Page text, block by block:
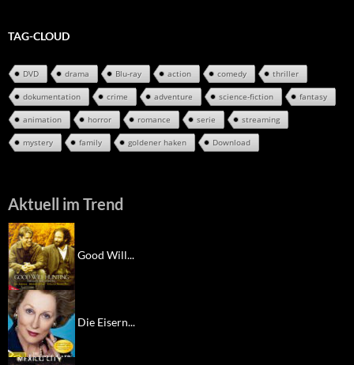
TAG-CLOUD
DVD drama Blu-ray action comedy thriller
dokumentation crime adventure science-fiction fantasy
animation horror romance serie streaming
mystery family goldener haken Download
Aktuell im Trend
Good Will...
Die Eisern...